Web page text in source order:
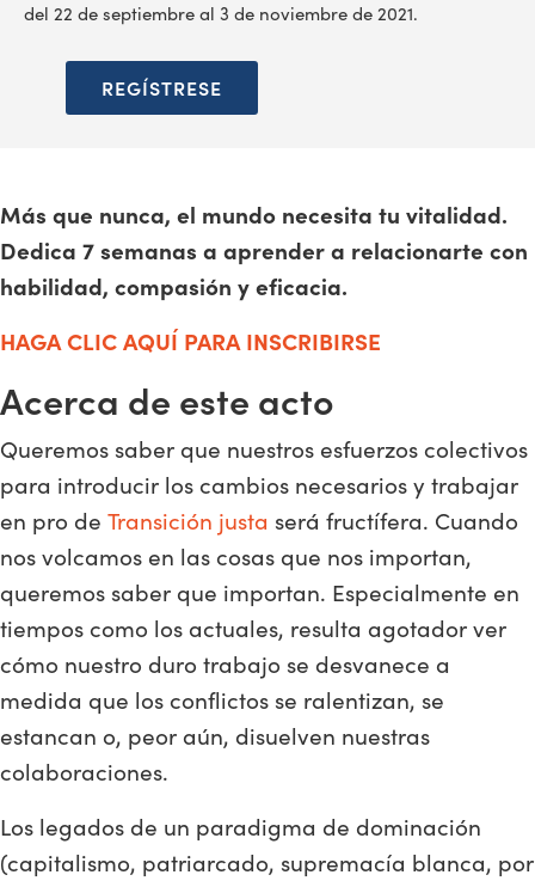
del 22 de septiembre al 3 de noviembre de 2021.
REGÍSTRESE
Más que nunca, el mundo necesita tu vitalidad.
Dedica 7 semanas a aprender a relacionarte con
habilidad, compasión y eficacia.
HAGA CLIC AQUÍ PARA INSCRIBIRSE
Acerca de este acto
Queremos saber que nuestros esfuerzos colectivos
para introducir los cambios necesarios y trabajar
en pro de Transición justa será fructífera. Cuando
nos volcamos en las cosas que nos importan,
queremos saber que importan. Especialmente en
tiempos como los actuales, resulta agotador ver
cómo nuestro duro trabajo se desvanece a
medida que los conflictos se ralentizan, se
estancan o, peor aún, disuelven nuestras
colaboraciones.
Los legados de un paradigma de dominación
(capitalismo, patriarcado, supremacía blanca, por